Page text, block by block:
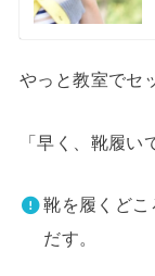
やっと教室でセ
「早く、靴履
靴を履くどこ
だす。